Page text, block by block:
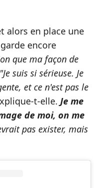
alors en place une
encore
que ma façon de
suis si sérieuse. Je
et ce n'est pas le
t-elle. Je me
de moi, on me
pas exister, mais